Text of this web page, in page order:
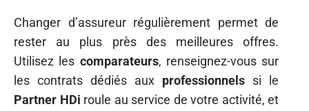
Changer d’assureur régulièrement permet de
rester au plus près des meilleures offres.
Utilisez les comparateurs, renseignez-vous sur
les contrats dédiés aux professionnels si le
Partner HDi roule au service de votre activité, et